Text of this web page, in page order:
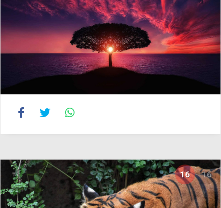
16 16